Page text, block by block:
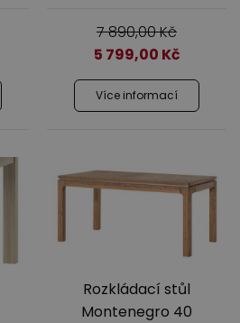
7 890,00Kč
5 799,00 Kč
Více informací
Rozkládací stůl
Montenegro 40